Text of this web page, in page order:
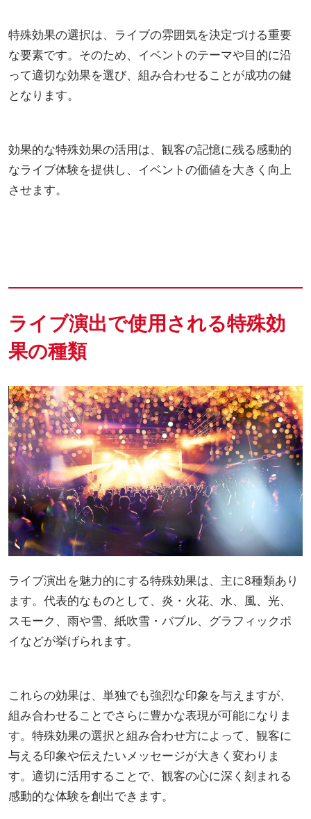
特殊効果の選択は、ライブの雰囲気を決定づける重要
な要素です。そのため、イベントのテーマや目的に沿
って適切な効果を選び、組み合わせることが成功の鍵
となります。
効果的な特殊効果の活用は、観客の記憶に残る感動的
なライブ体験を提供し、イベントの価値を大きく向上
させます。
ライブ演出で使用される特殊効
果の種類
ライブ演出を魅力的にする特殊効果は、主に8種類あり
ます。代表的なものとして、炎・火花、水、風、光、
スモーク、雨や雪、紙吹雪・バブル、グラフィックポ
イなどが挙げられます。
これらの効果は、単独でも強烈な印象を与えますが、
組み合わせることでさらに豊かな表現が可能になりま
す。特殊効果の選択と組み合わせ方によって、観客に
与える印象や伝えたいメッセージが大きく変わりま
す。適切に活用することで、観客の心に深く刻まれる
感動的な体験を創出できます。